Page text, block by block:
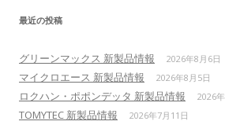
最近の投稿
グリーンマックス 新製品情報 2026年8月6日
マイクロエース 新製品情報 2026年8月5日
ロクハン・ポポンデッタ 新製品情報 2026
TOMYTEC 新製品情報 2026年7月11日